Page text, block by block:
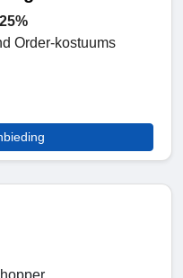
25%
Order-kostuums